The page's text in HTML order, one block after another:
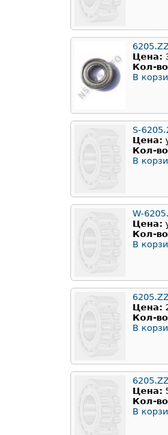
Цена:
Кол-
В
S-
Цена:
Кол-
В
W-
Цена:
Кол-
В
Цена:
Кол-
В
Цена:
Кол-
В